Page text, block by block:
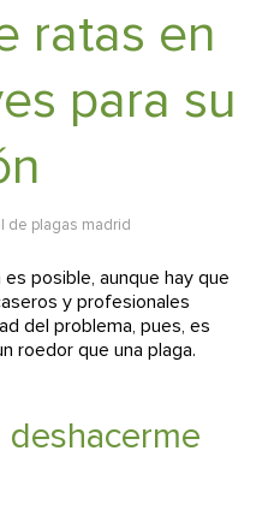
ratas en
para su
de plagas madrid
posible, aunque hay que
y profesionales
del problema, pues, es
roedor que una plaga.